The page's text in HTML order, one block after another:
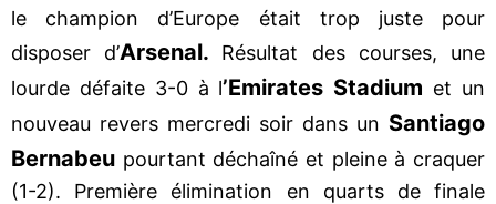
le champion d’Europe était trop juste pour
disposer d’Arsenal. Résultat des courses, une
lourde défaite 3-0 à l’Emirates Stadium et un
nouveau revers mercredi soir dans un Santiago
Bernabeu pourtant déchaîné et pleine à craquer
(1-2). Première élimination en quarts de finale